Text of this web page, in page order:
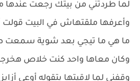
لما طردتني من بيتك رجعت عندها
وأعرفها ملقتهاش في البيت قولت
ما هي ما تيجي بعد شوية سمعت
وكان معاها واحد كنت خلاص
وقفني لما لاقيتها بتقوله أوعى